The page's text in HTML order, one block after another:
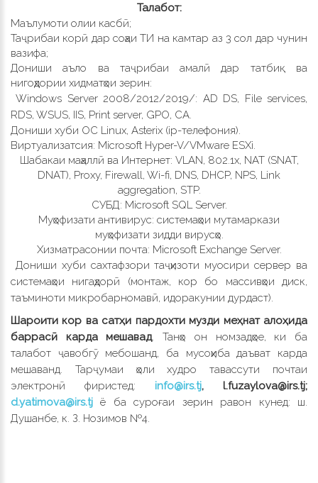
Талабот:
Маълумоти олии касбӣ;
Таҷрибаи корӣ дар соҳаи ТИ на камтар аз 3 сол дар чунин
вазифа;
Дониши аъло ва таҷрибаи амалӣ дар татбиқ ва
нигоҳдории хидматҳои зерин:
Windows Server 2008/2012/2019/: AD DS, File services,
RDS, WSUS, IIS, Print server, GPO, CA.
Дониши хуби OC Linux, Asterix (ip-телефония).
Виртуализатсия: Microsoft Hyper-V/VMware ESXi.
Шабакаи маҳаллӣ ва Интернет: VLAN, 802.1x, NAT (SNAT,
DNAT), Proxy, Firewall, Wi-fi, DNS, DHCP, NPS, Link
aggregation, STP.
СУБД: Microsoft SQL Server.
Муҳофизати антивирус: системаҳои мутамаркази
муҳофизати зидди вирусҳо.
Хизматрасонии почта: Microsoft Exchange Server.
Дониши хуби сахтафзори таҷҳизоти муосири сервер ва
системаҳои нигаҳдорӣ (монтаж, кор бо массивҳои диск,
таъминоти микробарномавӣ, идоракунии дурдаст).
Шароити кор ва сатҳи пардохти музди меҳнаталоҳида
баррасӣ карда мешавад. Танҳо он номзадҳое, ки ба
талабот ҷавобгӯ мебошанд, ба мусоҳиба даъват карда
мешаванд. Тарҷумаи ҳоли худро тавассути почтаи
электронӣ фиристед: info@irs.tj, l.fuzaylova@irs.tj;
d.yatimova@irs.tj ё ба суроғаи зерин равон кунед: ш.
Душанбе, к. З. Нозимов №4.